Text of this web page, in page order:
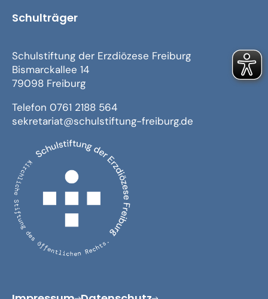
Schulträger
Schulstiftung der Erzdiözese Freiburg
Bismarckallee 14
79098 Freiburg
Telefon 0761 2188 564
sekretariat@schulstiftung-freiburg.de